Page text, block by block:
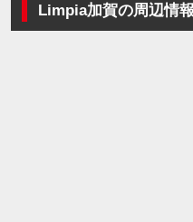
Limpia加賀の周辺情報